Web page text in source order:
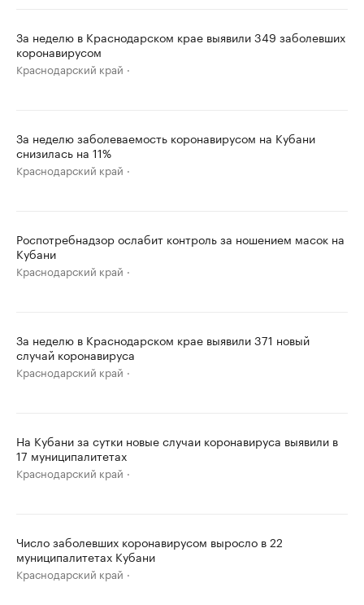
За неделю в Краснодарском крае выявили 349 заболевших
коронавирусом
Краснодарский край
За неделю заболеваемость коронавирусом на Кубани
снизилась на 11%
Краснодарский край
Роспотребнадзор ослабит контроль за ношением масок на
Кубани
Краснодарский край
За неделю в Краснодарском крае выявили 371 новый
случай коронавируса
Краснодарский край
На Кубани за сутки новые случаи коронавируса выявили в
17 муниципалитетах
Краснодарский край
Число заболевших коронавирусом выросло в 22
муниципалитетах Кубани
Краснодарский край